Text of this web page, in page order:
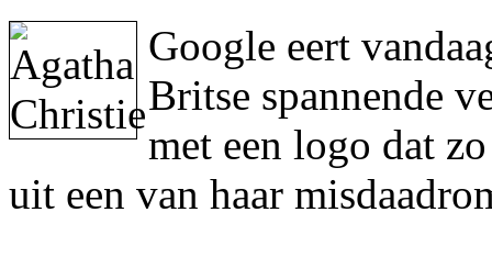
Google eert
Britse spannende
met een logo dat
uit een van haar